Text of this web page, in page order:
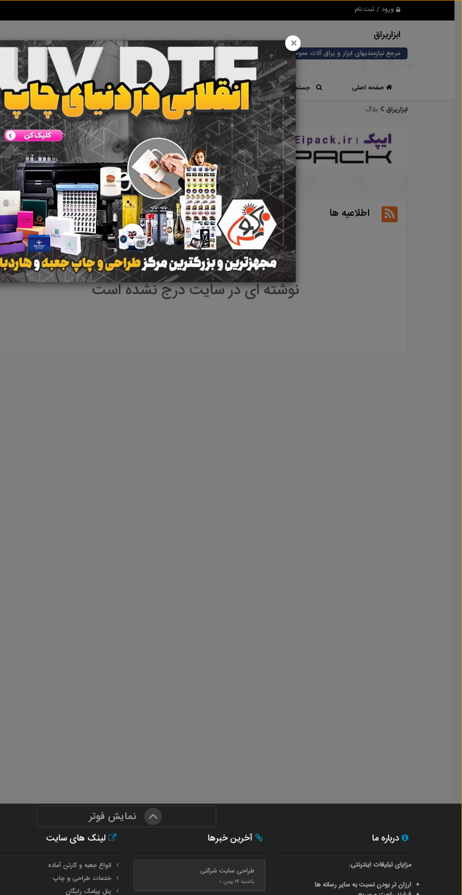
ورود / ثبت نام
ابزاریراق
مرجع نیازمندیهای ابزار و یراق آلات عمومی و صنعتی
صفحه اصلی جستجوی سریع تعرفه آگهی ها خبرهای سایت تماس با ما
ابزاریراق بلاگ
اطلاعیه ها
نوشته ای در سایت درج نشده است
نمایش فوتر
درباره ما
مزایای تبلیغات اینترنتی:
ارزان تر بودن نسبت به سایر رسانه ها
آخرین خبرها
طراحی سایت شرکتی
یکشنبه ۲۴ بهمن ۰
لینک های سایت
انواع جعبه و کارتن آماده
خدمات طراحی و چاپ
پنل پیامک رایگان
×